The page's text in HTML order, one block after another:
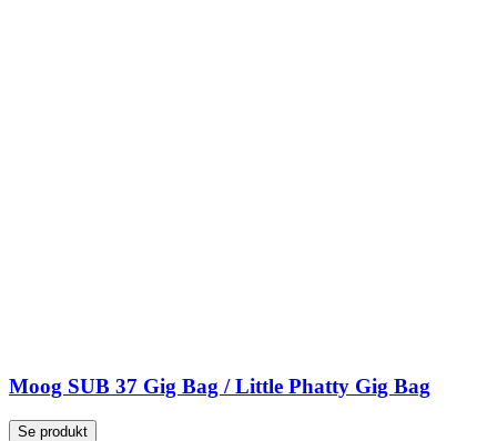
Moog SUB 37 Gig Bag / Little Phatty Gig Bag
Se produkt